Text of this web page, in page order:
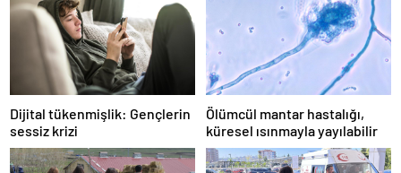
Dijital tükenmişlik: Gençlerin
sessiz krizi
Ölümcül mantar hastalığı,
küresel ısınmayla yayılabilir